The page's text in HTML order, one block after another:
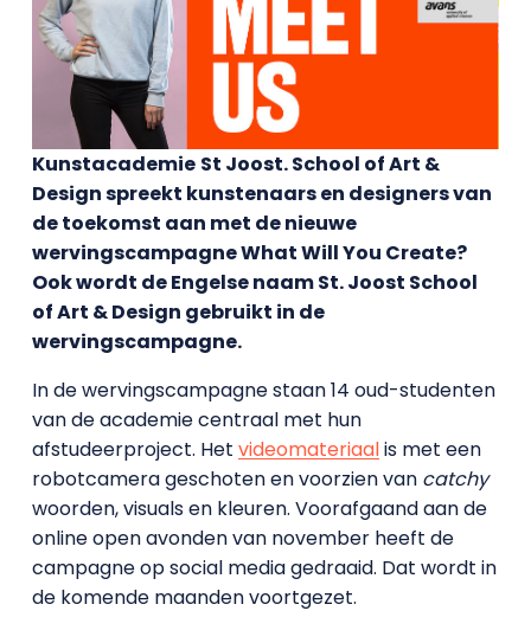
Kunstacademie St Joost. School of Art &
Design spreekt kunstenaars en designers van
de toekomst aan met de nieuwe
wervingscampagne What Will You Create?
Ook wordt de Engelse naam St. Joost School
of Art & Design gebruikt in de
wervingscampagne.
In de wervingscampagne staan 14 oud-studenten
van de academie centraal met hun
afstudeerproject. Het videomateriaalis met een
robotcamera geschoten en voorzien van catchy
woorden, visuals en kleuren. Voorafgaand aan de
online open avonden van november heeft de
campagne op social media gedraaid. Dat wordt in
de komende maanden voortgezet.